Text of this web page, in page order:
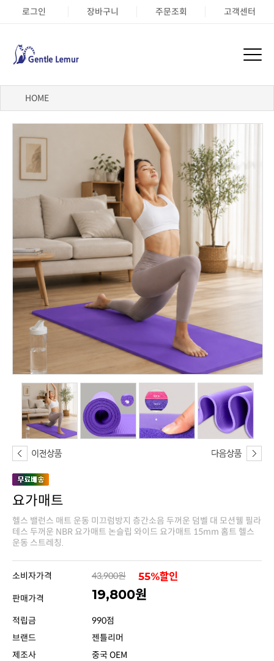
로그인 장바구니 주문조회 고객센터
HOME
요가매트
운동 스트레칭.
소비자가격 43,900원 55%할인
판매가격 19,800원
적립금
990점
브랜드
젠틀리머
제조사
중국 OEM